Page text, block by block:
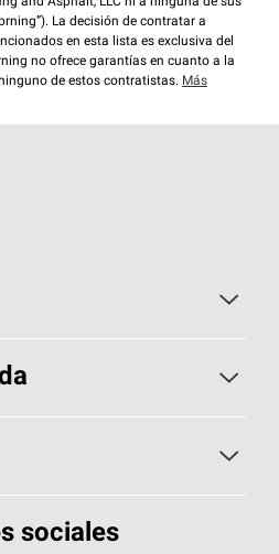
La decisión de contratar a
en esta lista es exclusiva del
no ofrece garantías en cuanto a la
de estos contratistas. Más
techos
y color
sociales